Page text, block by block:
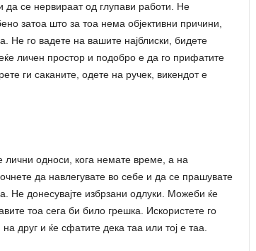
да се нервираат од глупави работи. Не
затоа што за тоа нема објективни причини,
Не го вадете на вашите најблиски, бидете
личен простор и подобро е да го прифатите
ги саканите, одете на ручек, викендот е
лични односи, кога немате време, а на
да навлегувате во себе и да се прашувате
Не донесувајте избрзани одлуки. Можеби ќе
тоа сега би било грешка. Искористете го
друг и ќе сфатите дека таа или тој е таа.